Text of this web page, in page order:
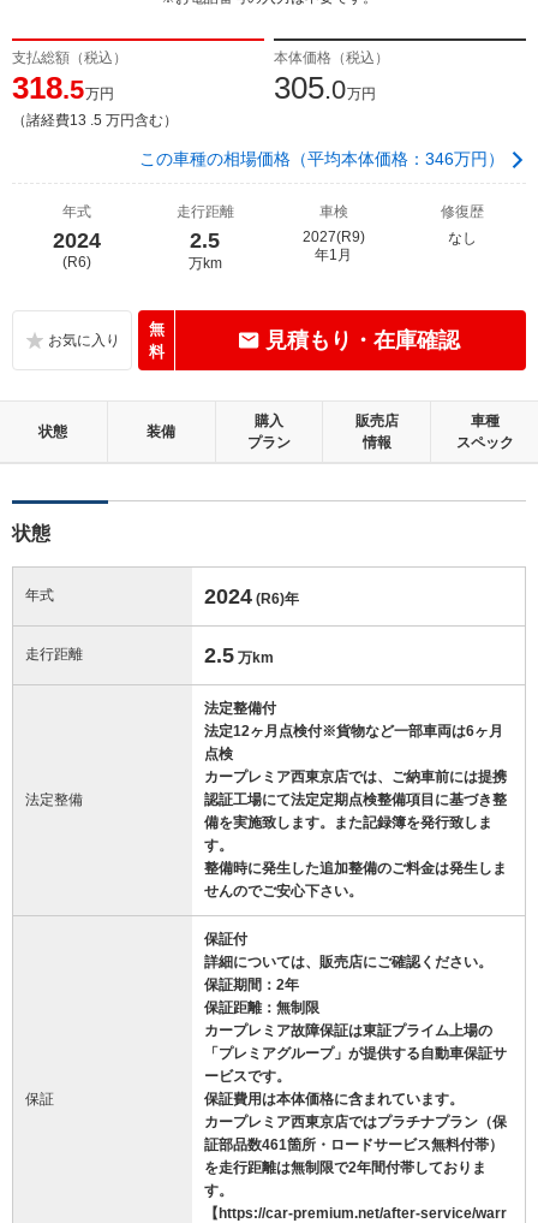
支払総額（税込）
318.5万円
（諸経費13 .5 万円含む）
本体価格（税込）
305.0万円
この車種の相場価格（平均本体価格：346万円）
年式
2024
(R6)
走行距離
2.5
万km
車検
2027(R9)
年1月
修復歴
なし
無
料
見積もり・在庫確認
状態 装備
購入
プラン
販売店
情報
車種
スペック
状態
年式 2024 (R6)年
走行距離 2.5 万km
法定整備
法定整備付
法定12ヶ月点検付※貨物など一部車両は6ヶ月
点検
カープレミア西東京店では、ご納車前には提携
認証工場にて法定定期点検整備項目に基づき整
備を実施致します。また記録簿を発行致しま
す。
整備時に発生した追加整備のご料金は発生しま
せんのでご安心下さい。
保証
保証付
詳細については、販売店にご確認ください。
保証期間：2年
保証距離：無制限
カープレミア故障保証は東証プライム上場の
「プレミアグループ」が提供する自動車保証サ
ービスです。
保証費用は本体価格に含まれています。
カープレミア西東京店ではプラチナプラン（保
証部品数461箇所・ロードサービス無料付帯）
を走行距離は無制限で2年間付帯しておりま
す。
【https://car-premium.net/after-service/warr